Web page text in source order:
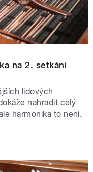
na 2. setkání
lidových
nahradit celý
harmonika to není.